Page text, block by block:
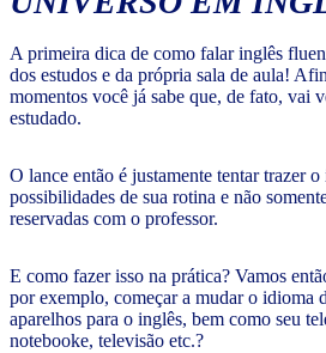
A primeira dica de como falar inglês
dos estudos e da própria sala de aula!
momentos você já sabe que, de fato, vai
estudado.
O lance então é justamente tentar trazer o
possibilidades de sua rotina e não
reservadas com o professor.
E como fazer isso na prática? Vamos
por exemplo, começar a mudar o idioma
aparelhos para o inglês, bem como seu
notebooke, televisão etc.?